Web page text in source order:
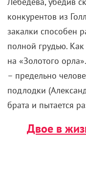
конкурентов из
закалки способен
полной грудью. Как
на «Золотого
– предельно
подлодки
брата и пытается
Двое в